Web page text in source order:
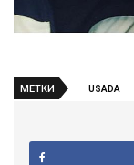
МЕТКИ USADA